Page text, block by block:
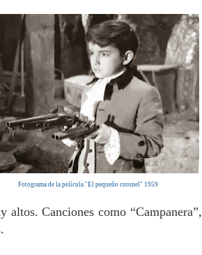
Fotograma de la película "El pequeño coronel" 1959
altos.Canciones como “Campanera”,